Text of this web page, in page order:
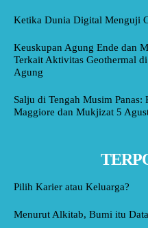
Ketika Dunia Digital Menguji
Keuskupan Agung Ende dan
Terkait Aktivitas Geothermal
Agung
Salju di Tengah Musim
Maggiore dan Mukjizat 5
Pilih Karier atau Keluarga?
Menurut Alkitab, Bumi itu